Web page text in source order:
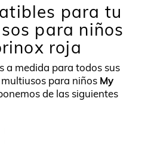
para tu
para niños
roja
a medida para todos sus
para niños My
de las siguientes